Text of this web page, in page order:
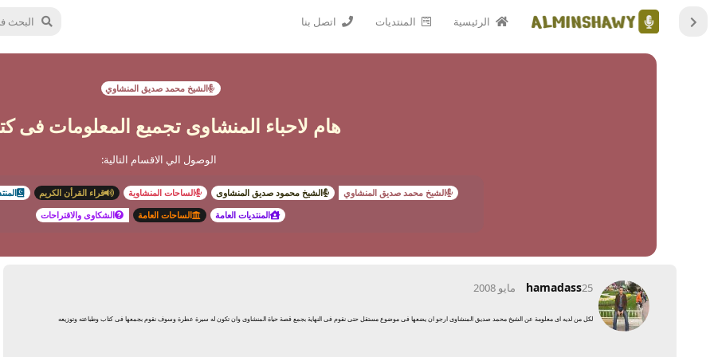
الرئيسية المنتديات اتصل بنا
الشيخ محمد صديق المنشاوي
هام لاحباء المنشاوى تجميع المعلومات فى
الوصول الي الاقسام التالية:
الشيخ محمد صديق المنشاوي الشيخ محمود صديق المنشاوى الساحات المنشاوية قراء القرأن الكريم
المنتديات العامة
الساحات العامة الشكاوى والاقتراحات
hamadass25 مايو 2008
لكل من لديه اى معلومة عن الشيخ محمد صديق المنشاوى ارجو ان يضعها فى موضوع مستقل حتى نقوم فى النهاية بجمع قصة حياة المنشاوى وان تكون له سيرة عطرة وسوف نقوم بجمعها فى كتاب وطباعته وتوزيعه